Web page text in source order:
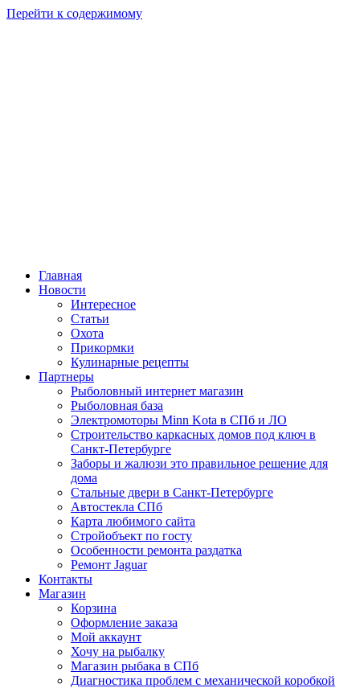
Перейти к содержимому
Главная
Новости
Интересное
Статьи
Охота
Прикормки
Кулинарные рецепты
Партнеры
Рыболовный интернет магазин
Рыболовная база
Электромоторы Minn Kota в СПб и ЛО
Строительство каркасных домов под ключ в
Санкт-Петербурге
Заборы и жалюзи это правильное решение для
дома
Стальные двери в Санкт-Петербурге
Автостекла СПб
Карта любимого сайта
Стройобъект по госту
Особенности ремонта раздатка
Ремонт Jaguar
Контакты
Магазин
Корзина
Оформление заказа
Мой аккаунт
Хочу на рыбалку
Магазин рыбака в СПб
Диагностика проблем с механической коробкой